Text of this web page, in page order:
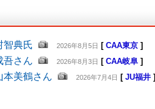
智典氏 2026年8月5日 [ CAA東京 ]
吾さん 2026年8月3日 [ CAA岐阜 ]
本美鶴さん 2026年7月4日 [ JU福井 ]